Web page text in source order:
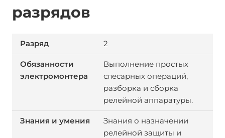
разрядов
2
Выполнение простых
слесарных операций,
разборка и сборка
релейной аппаратуры.
Знания о назначении
релейной защиты и